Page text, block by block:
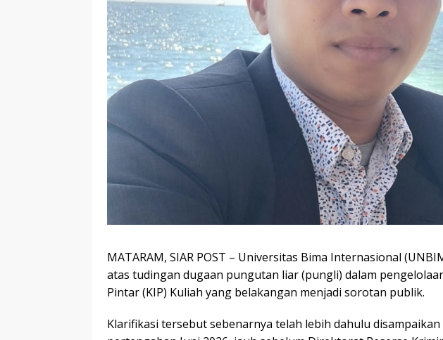
MATARAM, SIAR POST – Universitas Bima Internasional
atas tudingan dugaan pungutan liar (pungli) dalam
Pintar (KIP) Kuliah yang belakangan menjadi sorotan publik.
Klarifikasi tersebut sebenarnya telah lebih dahulu disampaikan